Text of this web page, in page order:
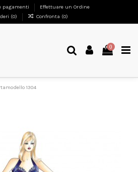
pagamenti
Effettuare un Ordine
(0) Confronta (0)
0
1304